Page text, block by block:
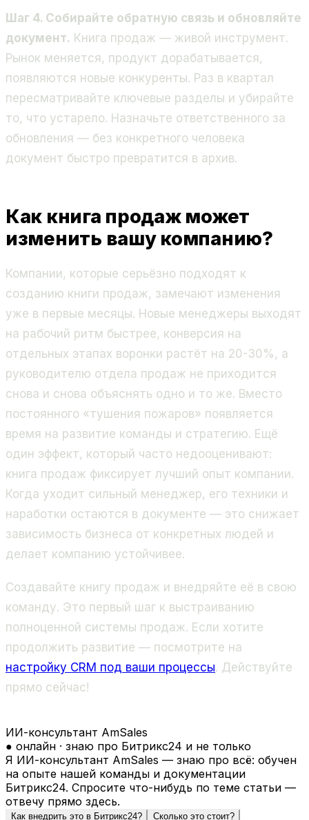
Шаг 4. Собирайте обратную связь и обновляйте
документ. Книга продаж — живой инструмент.
Рынок меняется, продукт дорабатывается,
появляются новые конкуренты. Раз в квартал
пересматривайте ключевые разделы и убирайте
то, что устарело. Назначьте ответственного за
обновления — без конкретного человека
документ быстро превратится в архив.
Как книга продаж может
изменить вашу компанию?
Компании, которые серьёзно подходят к
созданию книги продаж, замечают изменения
уже в первые месяцы. Новые менеджеры выходят
на рабочий ритм быстрее, конверсия на
отдельных этапах воронки растёт на 20-30%, а
руководителю отдела продаж не приходится
снова и снова объяснять одно и то же. Вместо
постоянного «тушения пожаров» появляется
время на развитие команды и стратегию. Ещё
один эффект, который часто недооценивают:
книга продаж фиксирует лучший опыт компании.
Когда уходит сильный менеджер, его техники и
наработки остаются в документе — это снижает
зависимость бизнеса от конкретных людей и
делает компанию устойчивее.
Создавайте книгу продаж и внедряйте её в свою
команду. Это первый шаг к выстраиванию
полноценной системы продаж. Если хотите
продолжить развитие — посмотрите на
настройку CRM под ваши процессы. Действуйте
прямо сейчас!
ИИ-консультант AmSales
● онлайн · знаю про Битрикс24 и не только
Я ИИ-консультант AmSales — знаю про всё: обучен
на опыте нашей команды и документации
Битрикс24. Спросите что-нибудь по теме статьи —
отвечу прямо здесь.
Как внедрить это в Битрикс24? Сколько это стоит?